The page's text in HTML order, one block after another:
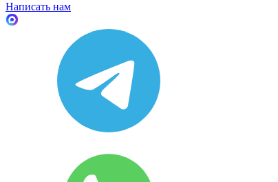
Написать нам